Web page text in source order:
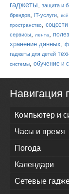
гаджеты, защита и
брендов, IT-услуги,
пространство,
сервисы, лента,
хранение данных,
гаджеты для детей
системы, обучение и
Навигация
Компьютер и
Часы и время
Погода
Календари
Сетевые